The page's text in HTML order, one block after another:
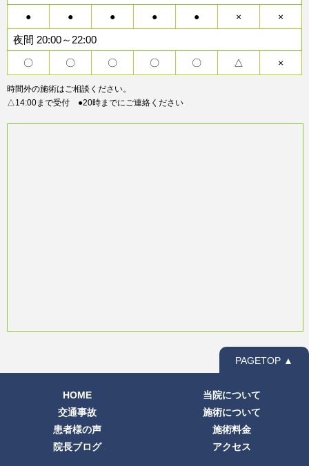
● ● ● ● ● × ×
夜間 20:00～22:00
〇 〇 〇 〇 〇 △ ×
時間外の施術はご相談ください。
△14:00まで受付 ●20時までにご連絡ください
HOME
当院について
交通事故
施術について
患者様の声
施術料金
院長ブログ
アクセス
PAGETOP ▲